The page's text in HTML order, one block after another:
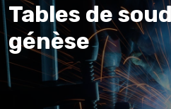
Tables de
génèse